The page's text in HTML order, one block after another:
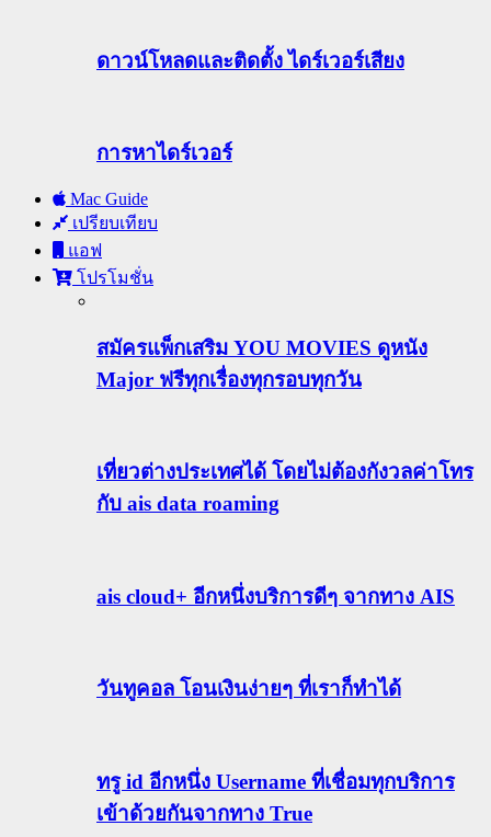
ดาวน์โหลดและติดตั้ง ไดร์เวอร์เสียง
การหาไดร์เวอร์
Mac Guide
เปรียบเทียบ
แอฟ
โปรโมชั่น
สมัครแพ็กเสริม YOU MOVIES ดูหนัง
Major ฟรีทุกเรื่องทุกรอบทุกวัน
เที่ยวต่างประเทศได้ โดยไม่ต้องกังวลค่าโทร
กับ ais data roaming
ais cloud+ อีกหนึ่งบริการดีๆ จากทาง AIS
วันทูคอล โอนเงินง่ายๆ ที่เราก็ทำได้
ทรู id อีกหนึ่ง Username ที่เชื่อมทุกบริการ
เข้าด้วยกันจากทาง True